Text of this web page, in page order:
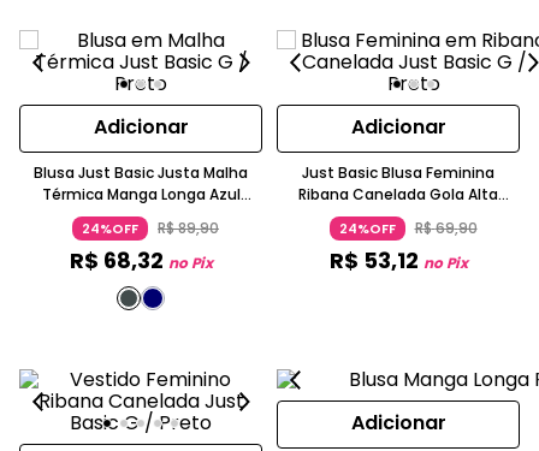
Adicionar
Blusa Just Basic Justa Malha
Térmica Manga Longa Azul
Marinho
24%OFF R$89,90
R$ 68,32 no Pix
Adicionar
Just Basic Blusa Feminina
Ribana Canelada Gola Alta
Manga Longa Ajustada Preta
24%OFF R$69,90
R$ 53,12 no Pix
Adicionar